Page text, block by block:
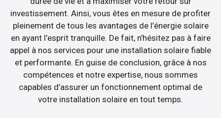
investissement. Ainsi, vous êtes en mesure de profiter
pleinement de tous les avantages de l’énergie solaire
en ayant l’esprit tranquille. De fait, n’hésitez pas à faire
appel à nos services pour une installation solaire fiable
et performante. En guise de conclusion, grâce à nos
compétences et notre expertise, nous sommes
capables d’assurer un fonctionnement optimal de
votre installation solaire en tout temps.